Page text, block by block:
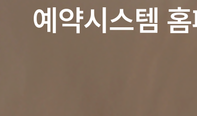
예약시스템